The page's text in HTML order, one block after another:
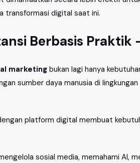
transformasi digital saat ini.
Berbasis Praktik
marketing bukan lagi hanya
sumber daya manusia di
platform digital membuat
sosial media, memahami AI,